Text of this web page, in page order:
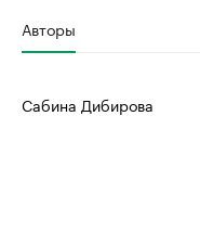
Авторы
Сабина Дибирова